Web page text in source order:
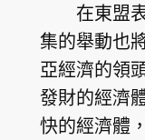
在東盟
集的舉動也
亞經濟的領
發財的經濟
快的經濟體